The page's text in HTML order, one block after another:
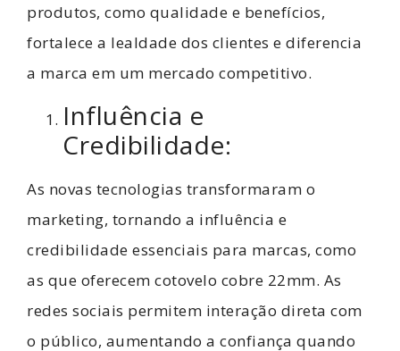
produtos, como qualidade e benefícios,
fortalece a lealdade dos clientes e diferencia
a marca em um mercado competitivo.
Influência e
Credibilidade:
As novas tecnologias transformaram o
marketing, tornando a influência e
credibilidade essenciais para marcas, como
as que oferecem cotovelo cobre 22mm. As
redes sociais permitem interação direta com
o público, aumentando a confiança quando